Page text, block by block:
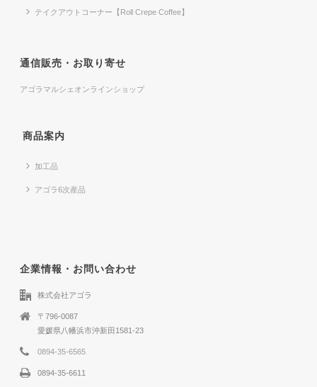
テイクアウトコーナー【Roll Crepe Coffee】
通信販売・お取り寄せ
アゴラマルシェオンラインショップ
商品案内
加工品
アゴラ6次産品
企業情報・お問い合わせ
株式会社アゴラ
〒796-0087
愛媛県八幡浜市沖新田1581-23
0894-35-6565
0894-35-6611